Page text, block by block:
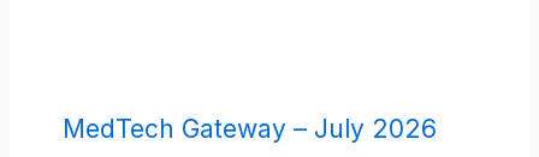
MedTech Gateway – July 2026